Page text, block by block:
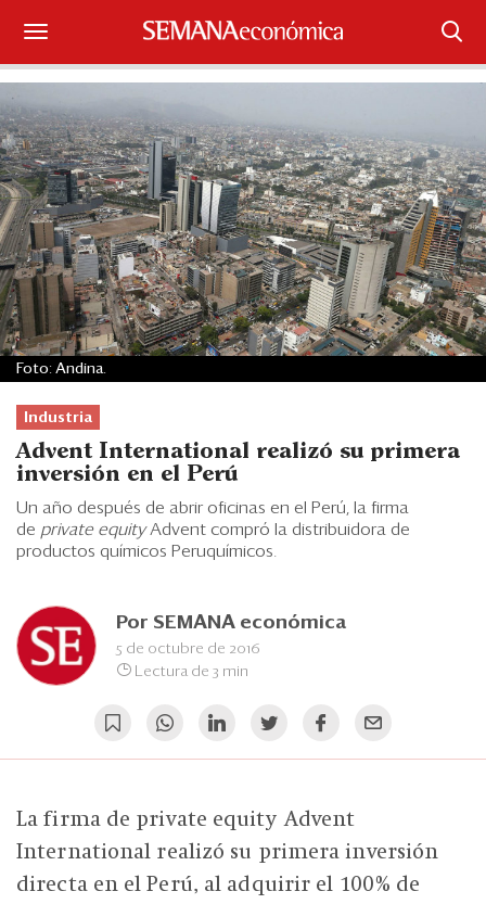
Suscríbase
Iniciar sesión
Portada
¿Qué está pasando?
Sectores y Empresas
Management
Economía y Finanzas
Eventos
Blogs
Edición Impresa
Industria
Advent International realizó su primera
inversión en el Perú
Un año después de abrir oficinas en el Perú, la firma
de private equityAdvent compró la distribuidora de
productos químicos Peruquímicos.
Por SEMANA económica
5 de octubre de 2016
Lectura de 3 min
Foto: Andina.
La firma de private equity Advent
International realizó su primera inversión
directa en el Perú, al adquirir el 100% de